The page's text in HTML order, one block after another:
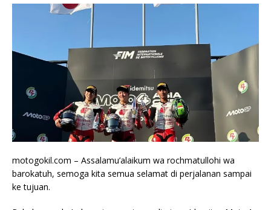
motogokil.com – Assalamu’alaikum wa rochmatullohi wa
barokatuh, semoga kita semua selamat di perjalanan sampai
ke tujuan.